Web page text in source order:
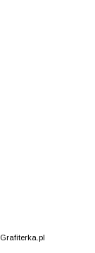
Grafiterka.pl